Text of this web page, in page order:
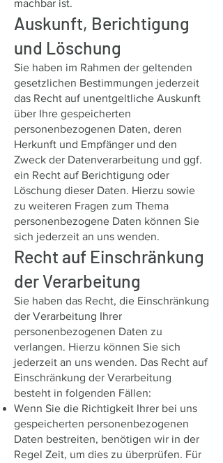
machbar ist.
Auskunft, Berichtigung
und Löschung
Sie haben im Rahmen der geltenden
gesetzlichen Bestimmungen jederzeit
das Recht auf unentgeltliche Auskunft
über Ihre gespeicherten
personenbezogenen Daten, deren
Herkunft und Empfänger und den
Zweck der Datenverarbeitung und ggf.
ein Recht auf Berichtigung oder
Löschung dieser Daten. Hierzu sowie
zu weiteren Fragen zum Thema
personenbezogene Daten können Sie
sich jederzeit an uns wenden.
Recht auf Einschränkung
der Verarbeitung
Sie haben das Recht, die Einschränkung
der Verarbeitung Ihrer
personenbezogenen Daten zu
verlangen. Hierzu können Sie sich
jederzeit an uns wenden. Das Recht auf
Einschränkung der Verarbeitung
besteht in folgenden Fällen:
Wenn Sie die Richtigkeit Ihrer bei uns
gespeicherten personenbezogenen
Daten bestreiten, benötigen wir in der
Regel Zeit, um dies zu überprüfen. Für